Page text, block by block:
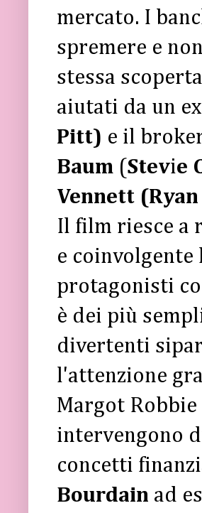
mercato. I
spremere e
stessa
aiutati da un
Pitt) e il
Baum (Stevie
Vennett
Il film riesce a
e
protagonisti
è dei più
divertenti
l'attenzione
Margot Robbie
intervengono
concetti
Bourdain ad